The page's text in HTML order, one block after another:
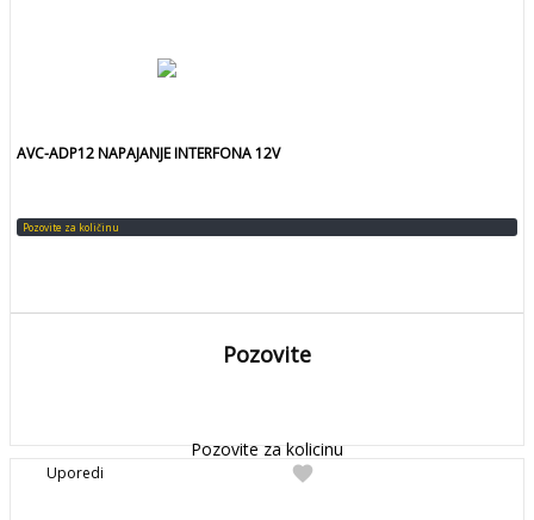
AVC-ADP12 NAPAJANJE INTERFONA 12V
Pozovite za količinu
Pozovite
Pozovite za kolicinu
favorite
Uporedi